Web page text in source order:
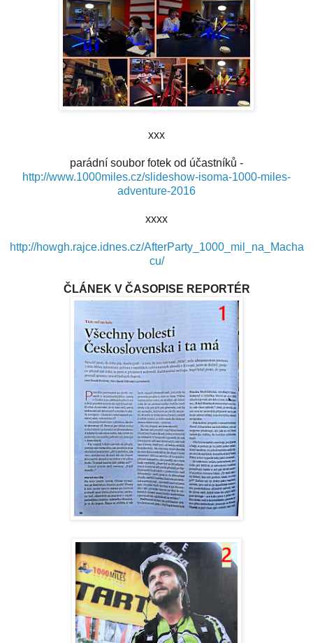
xxx
parádní soubor fotek od účastníků -
http://www.1000miles.cz/slideshow-isoma-1000-miles-
adventure-2016
xxxx
http://howgh.rajce.idnes.cz/AfterParty_1000_mil_na_Macha
cu/
ČLÁNEK V ČASOPISE REPORTÉR